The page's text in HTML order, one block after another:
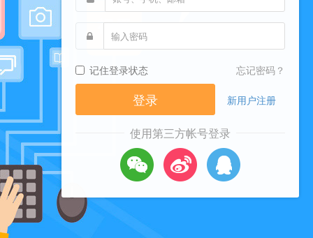
记住登录状态 忘记密码？
新用户注册
使用第三方帐号登录